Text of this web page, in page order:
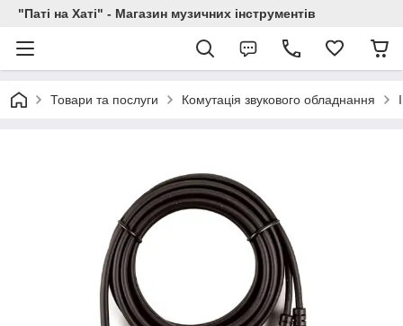
"Паті на Хаті" - Магазин музичних інструментів
Товари та послуги Комутація звукового обладнання